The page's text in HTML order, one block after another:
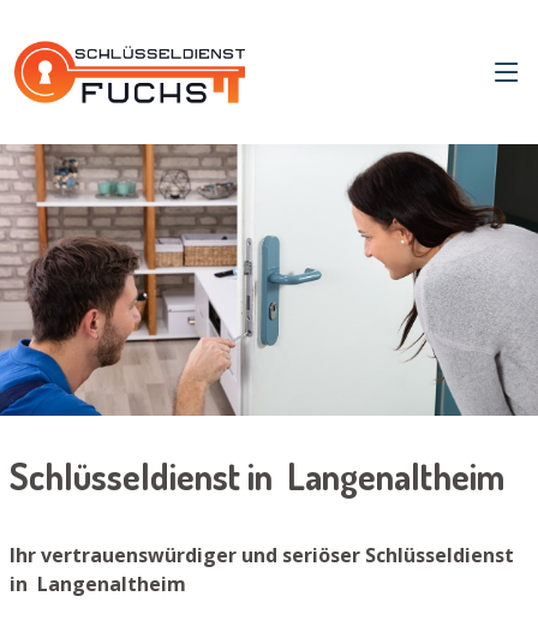
Schlüsseldienst in Langenaltheim
Ihr vertrauenswürdiger und seriöser Schlüsseldienst
in Langenaltheim